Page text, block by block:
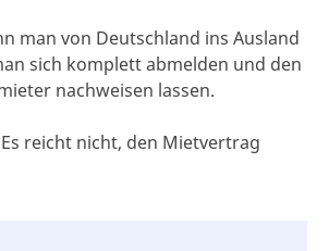
man von Deutschland ins Ausland
sich komplett abmelden und den
nachweisen lassen.
Es reicht nicht, den Mietvertrag